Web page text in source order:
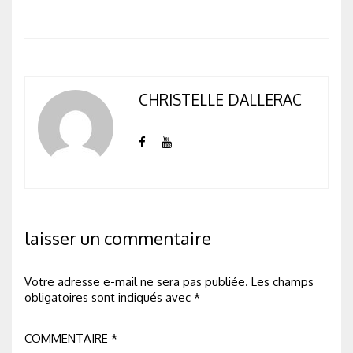
CHRISTELLE DALLERAC
laisser un commentaire
Votre adresse e-mail ne sera pas publiée. Les champs
obligatoires sont indiqués avec *
COMMENTAIRE *